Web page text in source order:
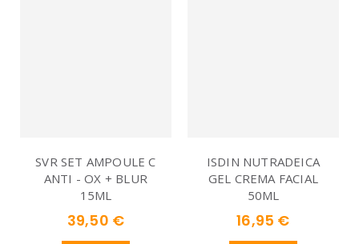
SVR SET AMPOULE C
ANTI - OX + BLUR
15ML
39,50 €
ISDIN NUTRADEICA
GEL CREMA FACIAL
50ML
16,95 €